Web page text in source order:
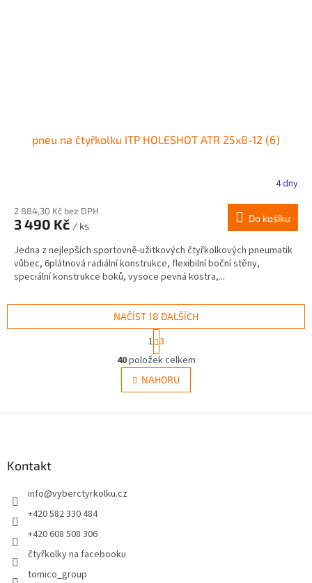
pneu na čtyřkolku ITP HOLESHOT ATR 25x8-12 (6)
4 dny
2 884,30 Kč bez DPH
3 490 Kč / ks
Do košíku
Jedna z nejlepších sportovně-užitkových čtyřkolkových pneumatik
vůbec, 6plátnová radiální konstrukce, flexibilní boční stěny,
speciální konstrukce boků, vysoce pevná kostra,...
O
v
l
á
NAČÍST 18 DALŠÍCH
t
r
á
n
k
v
1 3
40položek celkem
NAHORU
Kontakt
info@vyberctyrkolku.cz
+420 582 330 484
+420 608 508 306
čtyřkolky na facebooku
tomico_group